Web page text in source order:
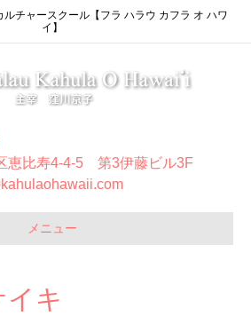
チャースクール【フラ ハラウ カフラ オ ハワ
イ】
恵比寿4-4-5 第3伊藤ビル3F
メニュー
キ